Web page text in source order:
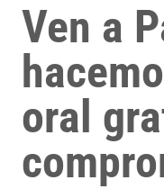
Ven a
oral